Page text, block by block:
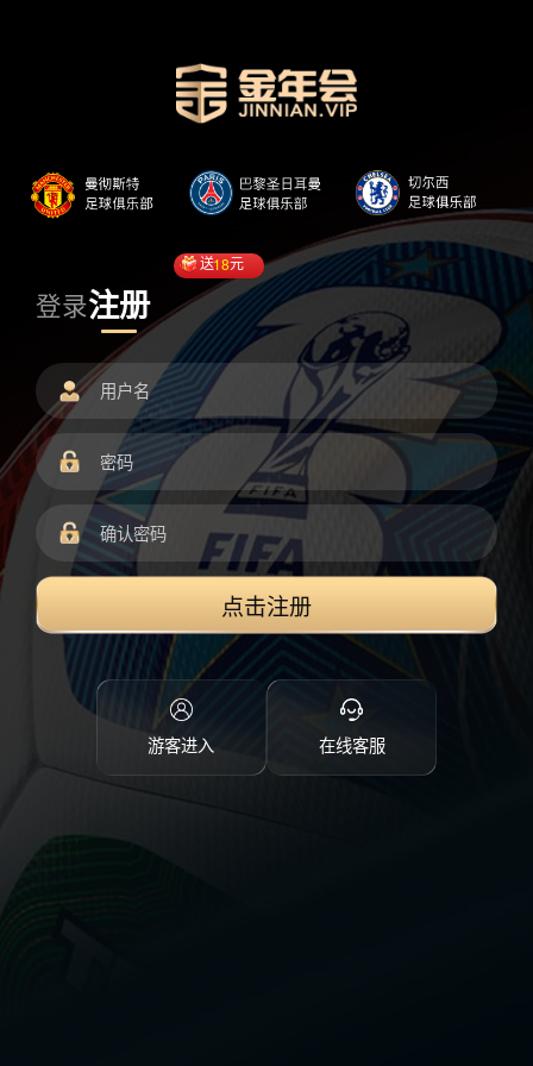
登录注册
送18元
点击注册
游客进入 在线客服